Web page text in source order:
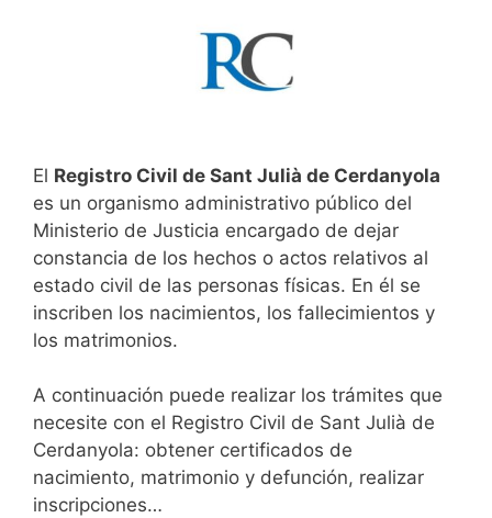
El Registro Civil de Sant Julià de Cerdanyola
es un organismo administrativo público del
Ministerio de Justicia encargado de dejar
constancia de los hechos o actos relativos al
estado civil de las personas físicas. En él se
inscriben los nacimientos, los fallecimientos y
los matrimonios.
A continuación puede realizar los trámites que
necesite con el Registro Civil de Sant Julià de
Cerdanyola: obtener certificados de
nacimiento, matrimonio y defunción, realizar
inscripciones…